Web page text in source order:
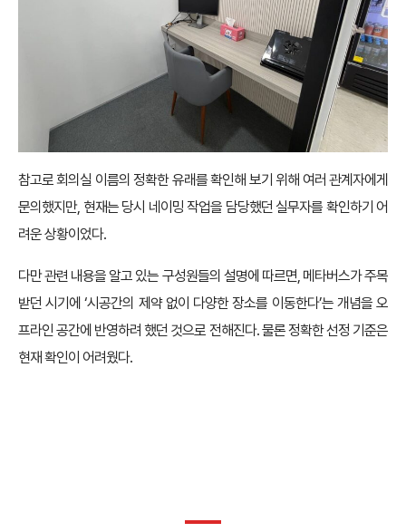
참고로 회의실 이름의 정확한 유래를 확인해 보기 위해 여러 관계자에게
문의했지만, 현재는 당시 네이밍 작업을 담당했던 실무자를 확인하기 어
려운 상황이었다.
다만 관련 내용을 알고 있는 구성원들의 설명에 따르면, 메타버스가 주목
받던 시기에 ‘시공간의 제약 없이 다양한 장소를 이동한다’는 개념을 오
프라인 공간에 반영하려 했던 것으로 전해진다. 물론 정확한 선정 기준은
현재 확인이 어려웠다.